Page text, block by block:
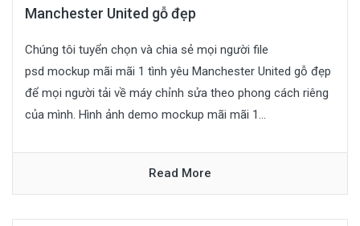
Manchester United gỗ đẹp
Chúng tôi tuyển chọn và chia sẻ mọi người file
psd mockup mãi mãi 1 tình yêu Manchester United gỗ đẹp
để mọi người tải về máy chỉnh sửa theo phong cách riêng
của mình. Hình ảnh demo mockup mãi mãi 1...
Read More